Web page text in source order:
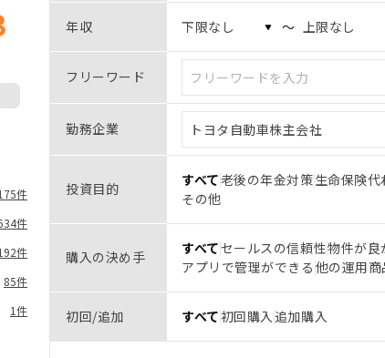
件
件
件
85件
1件
年収 〜
フリーワード
勤務企業
投資目的 すべて老後の年金対策生命保険代
その他
購入の決め手 すべてセールスの信頼性物件が良
アプリで管理ができる 他の運用
初回/追加 すべて初回購入 追加購入